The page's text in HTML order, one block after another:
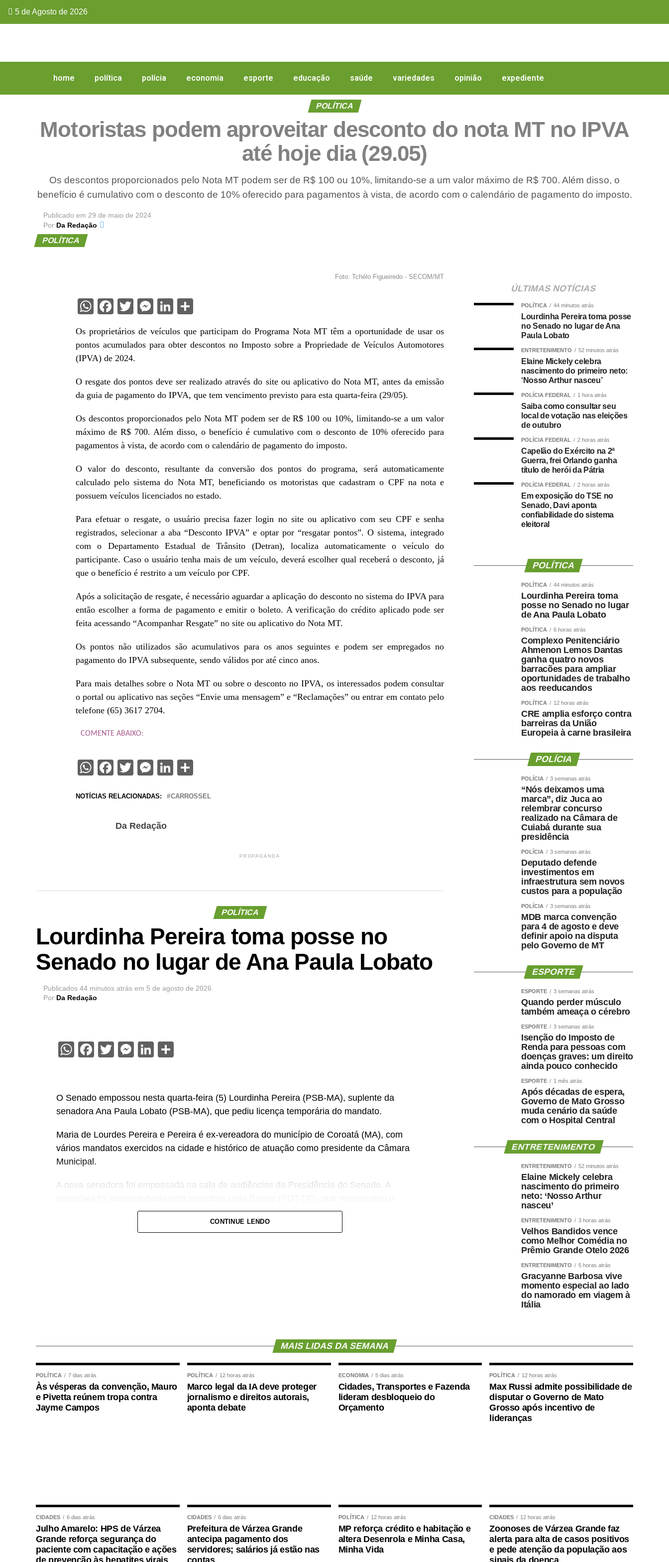
5 de Agosto de 2026
home política polícia economia esporte educação saúde variedades opinião expediente
POLÍTICA
Motoristas podem aproveitar desconto do nota MT no IPVA
até hoje dia (29.05)
Os descontos proporcionados pelo Nota MT podem ser de R$ 100 ou 10%, limitando-se a um valor máximo de R$ 700. Além disso, o
benefício é cumulativo com o desconto de 10% oferecido para pagamentos à vista, de acordo com o calendário de pagamento do imposto.
Publicado em 29 de maio de 2024
Por Da Redação
POLÍTICA
Foto: Tchélo Figueiredo - SECOM/MT
WhatsApp
Facebook
Twitter
Messenger
LinkedIn
Os proprietários de veículos que participam do Programa Nota MT têm a oportunidade de usar os
pontos acumulados para obter descontos no Imposto sobre a Propriedade de Veículos Automotores
(IPVA) de 2024.
O resgate dos pontos deve ser realizado através do site ou aplicativo do Nota MT, antes da emissão
da guia de pagamento do IPVA, que tem vencimento previsto para esta quarta-feira (29/05).
Os descontos proporcionados pelo Nota MT podem ser de R$ 100 ou 10%, limitando-se a um valor
máximo de R$ 700. Além disso, o benefício é cumulativo com o desconto de 10% oferecido para
pagamentos à vista, de acordo com o calendário de pagamento do imposto.
O valor do desconto, resultante da conversão dos pontos do programa, será automaticamente
calculado pelo sistema do Nota MT, beneficiando os motoristas que cadastram o CPF na nota e
possuem veículos licenciados no estado.
Para efetuar o resgate, o usuário precisa fazer login no site ou aplicativo com seu CPF e senha
registrados, selecionar a aba “Desconto IPVA” e optar por “resgatar pontos”. O sistema, integrado
com o Departamento Estadual de Trânsito (Detran), localiza automaticamente o veículo do
participante. Caso o usuário tenha mais de um veículo, deverá escolher qual receberá o desconto, já
que o benefício é restrito a um veículo por CPF.
Após a solicitação de resgate, é necessário aguardar a aplicação do desconto no sistema do IPVA para
então escolher a forma de pagamento e emitir o boleto. A verificação do crédito aplicado pode ser
feita acessando “Acompanhar Resgate” no site ou aplicativo do Nota MT.
Os pontos não utilizados são acumulativos para os anos seguintes e podem ser empregados no
pagamento do IPVA subsequente, sendo válidos por até cinco anos.
Para mais detalhes sobre o Nota MT ou sobre o desconto no IPVA, os interessados podem consultar
o portal ou aplicativo nas seções “Envie uma mensagem” e “Reclamações” ou entrar em contato pelo
telefone (65) 3617 2704.
COMENTE ABAIXO:
WhatsApp
Facebook
Twitter
Messenger
LinkedIn
NOTÍCIAS RELACIONADAS: CARROSSEL
Da Redação
PROPAGANDA
POLÍTICA
Lourdinha Pereira toma posse no
Senado no lugar de Ana Paula Lobato
Publicados 44 minutos atrás em 5 de agosto de 2026
Por Da Redação
WhatsApp
Facebook
Twitter
Messenger
LinkedIn
O Senado empossou nesta quarta-feira (5) Lourdinha Pereira (PSB-MA), suplente da
senadora Ana Paula Lobato (PSB-MA), que pediu licença temporária do mandato.
Maria de Lourdes Pereira e Pereira é ex-vereadora do município de Coroatá (MA), com
vários mandatos exercidos na cidade e histórico de atuação como presidente da Câmara
Municipal.
A nova senadora foi empossada na sala de audiências da Presidência do Senado. A
presidente Davi Alcolumbre.
Após prestar compromisso regimental, Lourdinha prometeu atuação firme em defesa do
No Senado, o suplente assume temporariamente o cargo quando o titular vira ministro,
governador, secretário estadual, secretário municipal de capital ou chefe de missão
diplomática temporária. Isso também ocorre em licenças do titular do cargo para tratamento
médico por mais de 120 dias.
WhatsApp
Facebook
Twitter
Messenger
LinkedIn
Share
CONTINUE LENDO
ÚLTIMAS NOTÍCIAS
POLÍTICA 44 minutos atrás
Lourdinha Pereira toma posse
no Senado no lugar de Ana
Paula Lobato
ENTRETENIMENTO 52 minutos atrás
Elaine Mickely celebra
nascimento do primeiro neto:
‘Nosso Arthur nasceu’
POLÍCIA FEDERAL 1 hora atrás
Saiba como consultar seu
local de votação nas eleições
de outubro
POLÍCIA FEDERAL 2 horas atrás
Capelão do Exército na 2ª
Guerra, frei Orlando ganha
título de herói da Pátria
POLÍCIA FEDERAL 2 horas atrás
Em exposição do TSE no
Senado, Davi aponta
confiabilidade do sistema
eleitoral
POLÍTICA
POLÍTICA 44 minutos atrás
Lourdinha Pereira toma
posse no Senado no lugar
de Ana Paula Lobato
POLÍTICA 6 horas atrás
Complexo Penitenciário
Ahmenon Lemos Dantas
ganha quatro novos
barracões para ampliar
oportunidades de trabalho
aos reeducandos
POLÍTICA 12 horas atrás
CRE amplia esforço contra
barreiras da União
Europeia à carne brasileira
POLÍCIA
POLÍCIA 3 semanas atrás
“Nós deixamos uma
marca”, diz Juca ao
relembrar concurso
realizado na Câmara de
Cuiabá durante sua
presidência
POLÍCIA 3 semanas atrás
Deputado defende
investimentos em
infraestrutura sem novos
custos para a população
POLÍCIA 3 semanas atrás
MDB marca convenção
para 4 de agosto e deve
definir apoio na disputa
pelo Governo de MT
ESPORTE
ESPORTE 3 semanas atrás
Quando perder músculo
também ameaça o cérebro
ESPORTE 3 semanas atrás
Isenção do Imposto de
Renda para pessoas com
doenças graves: um direito
ainda pouco conhecido
ESPORTE 1 mês atrás
Após décadas de espera,
Governo de Mato Grosso
muda cenário da saúde
com o Hospital Central
ENTRETENIMENTO
ENTRETENIMENTO 52 minutos atrás
Elaine Mickely celebra
nascimento do primeiro
neto: ‘Nosso Arthur
nasceu’
ENTRETENIMENTO 3 horas atrás
Velhos Bandidos vence
como Melhor Comédia no
Prêmio Grande Otelo 2026
ENTRETENIMENTO 5 horas atrás
Gracyanne Barbosa vive
momento especial ao lado
do namorado em viagem à
Itália
MAIS LIDAS DA SEMANA
POLÍTICA 7 dias atrás
Às vésperas da convenção, Mauro
e Pivetta reúnem tropa contra
Jayme Campos
POLÍTICA 12 horas atrás
Marco legal da IA deve proteger
jornalismo e direitos autorais,
aponta debate
ECONOMIA 5 dias atrás
Cidades, Transportes e Fazenda
lideram desbloqueio do
Orçamento
POLÍTICA 12 horas atrás
Max Russi admite possibilidade de
disputar o Governo de Mato
Grosso após incentivo de
lideranças
CIDADES 6 dias atrás
Julho Amarelo: HPS de Várzea
Grande reforça segurança do
paciente com capacitação e ações
de prevenção às hepatites virais
CIDADES 6 dias atrás
Prefeitura de Várzea Grande
antecipa pagamento dos
servidores; salários já estão nas
contas
POLÍTICA 12 horas atrás
MP reforça crédito e habitação e
altera Desenrola e Minha Casa,
Minha Vida
CIDADES 12 horas atrás
Zoonoses de Várzea Grande faz
alerta para alta de casos positivos
e pede atenção da população aos
sinais da doença